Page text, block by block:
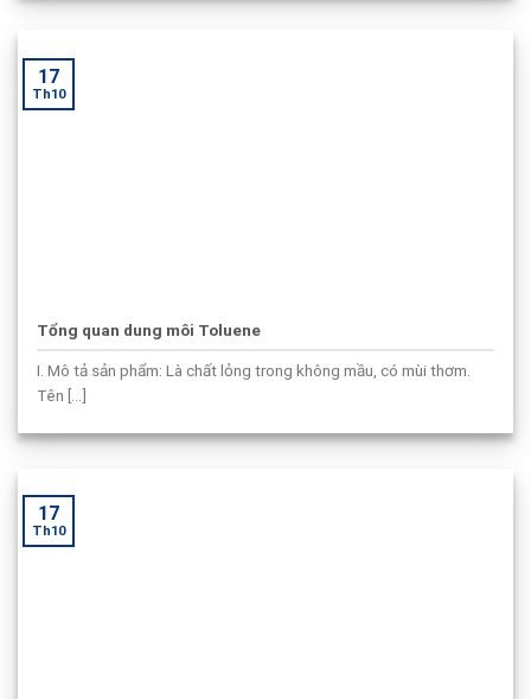
Tổng quan dung môi Toluene
I. Mô tả sản phẩm: Là chất lỏng trong không mầu, có mùi thơm.
Tên [...]
17
Th10
17
Th10